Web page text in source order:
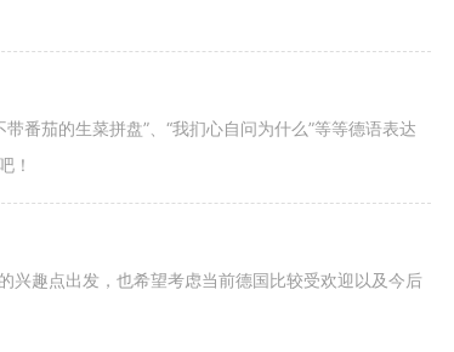
番茄的生菜拼盘”、“我扪心自问为什么”等等德语表达
！
兴趣点出发，也希望考虑当前德国比较受欢迎以及今后